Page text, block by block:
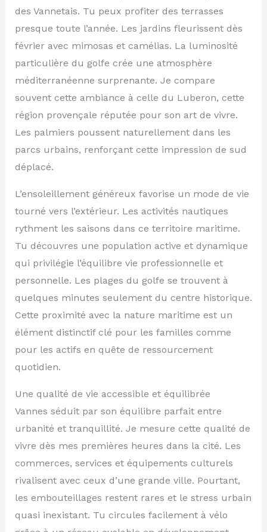
des Vannetais. Tu peux profiter des terrasses
presque toute l’année. Les jardins fleurissent dès
février avec mimosas et camélias. La luminosité
particulière du golfe crée une atmosphère
méditerranéenne surprenante. Je compare
souvent cette ambiance à celle du Luberon, cette
région provençale réputée pour son art de vivre.
Les palmiers poussent naturellement dans les
parcs urbains, renforçant cette impression de sud
déplacé.
L’ensoleillement généreux favorise un mode de vie
tourné vers l’extérieur. Les activités nautiques
rythment les saisons dans ce territoire maritime.
Tu découvres une population active et dynamique
qui privilégie l’équilibre vie professionnelle et
personnelle. Les plages du golfe se trouvent à
quelques minutes seulement du centre historique.
Cette proximité avec la nature maritime est un
élément distinctif clé pour les familles comme
pour les actifs en quête de ressourcement
quotidien.
Une qualité de vie accessible et équilibrée
Vannes séduit par son équilibre parfait entre
urbanité et tranquillité. Je mesure cette qualité de
vivre dès mes premières heures dans la cité. Les
commerces, services et équipements culturels
rivalisent avec ceux d’une grande ville. Pourtant,
les embouteillages restent rares et le stress urbain
quasi inexistant. Tu circules facilement à vélo